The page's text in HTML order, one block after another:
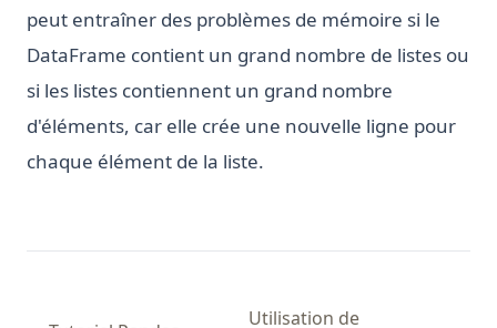
peut entraîner des problèmes de mémoire si le
DataFrame contient un grand nombre de listes ou
si les listes contiennent un grand nombre
d'éléments, car elle crée une nouvelle ligne pour
chaque élément de la liste.
Utilisation de